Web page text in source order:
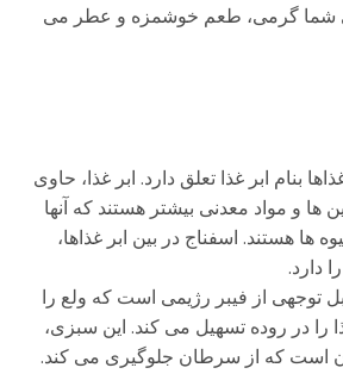
شما گرمی، طعم خوشمزه و عطر می
بنام ابر غذا تعلق دارد. ابر غذا، حاوی
ها و مواد معدنی بیشتر هستند که آنها
ها هستند. اسفناج در بین ابر غذاها،
را دارد.
توجهی از فیبر رژیمی است که ولع را
در روده تسهیل می کند. این سبزی،
است که از سرطان جلوگیری می کند.